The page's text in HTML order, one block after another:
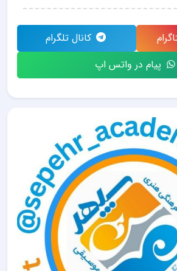
کانال تلگرام
پیام در واتس اپ